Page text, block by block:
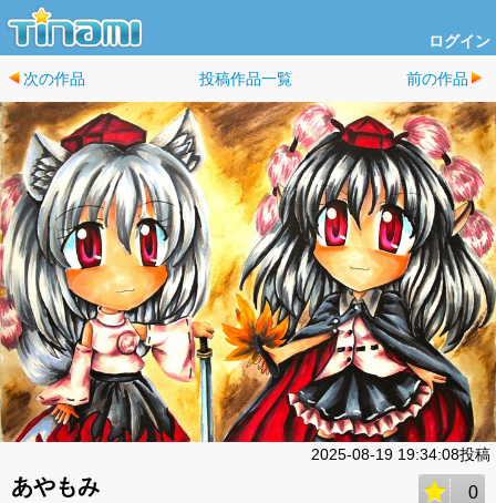
ログイン
次の作品 投稿作品一覧 前の作品
2025-08-19 19:34:08投稿
あやもみ 0